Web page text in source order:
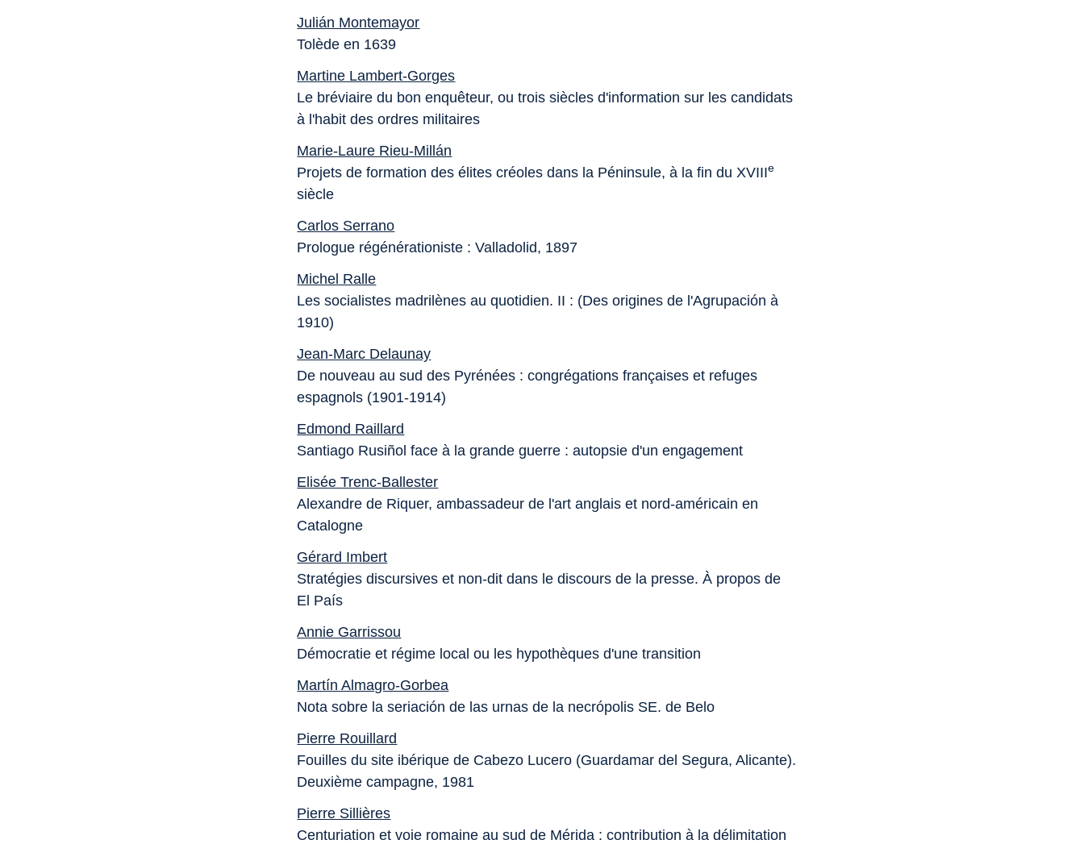
Julián Montemayor
Tolède en 1639
Martine Lambert-Gorges
Le bréviaire du bon enquêteur, ou trois siècles d'information sur les candidats
à l'habit des ordres militaires
Marie-Laure Rieu-Millán
Projets de formation des élites créoles dans la Péninsule, à la fin du XVIIIe
siècle
Carlos Serrano
Prologue régénérationiste : Valladolid, 1897
Michel Ralle
Les socialistes madrilènes au quotidien. II : (Des origines de l'Agrupación à
1910)
Jean-Marc Delaunay
De nouveau au sud des Pyrénées : congrégations françaises et refuges
espagnols (1901-1914)
Edmond Raillard
Santiago Rusiñol face à la grande guerre : autopsie d'un engagement
Elisée Trenc-Ballester
Alexandre de Riquer, ambassadeur de l'art anglais et nord-américain en
Catalogne
Gérard Imbert
Stratégies discursives et non-dit dans le discours de la presse. À propos de
El País
Annie Garrissou
Démocratie et régime local ou les hypothèques d'une transition
Martín Almagro-Gorbea
Nota sobre la seriación de las urnas de la necrópolis SE. de Belo
Pierre Rouillard
Fouilles du site ibérique de Cabezo Lucero (Guardamar del Segura, Alicante).
Deuxième campagne, 1981
Pierre Sillières
Centuriation et voie romaine au sud de Mérida : contribution à la délimitation